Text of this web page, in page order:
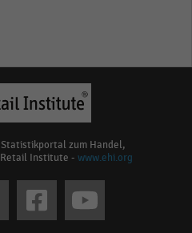
zum Handel,
Institute - www.ehi.org